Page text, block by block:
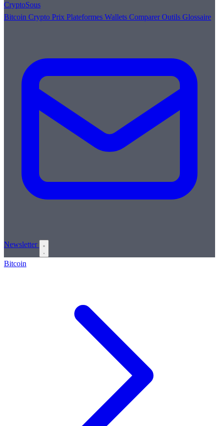
CryptoSous
Bitcoin Crypto Prix Plateformes Wallets ComparerOutils Glossaire
Newsletter
Bitcoin